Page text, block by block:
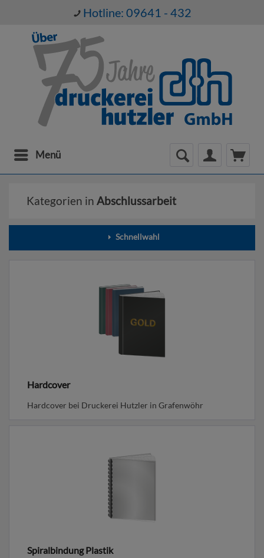
Hotline: 09641 - 432
Menü
Kategorien in Abschlussarbeit
Schnellwahl
Hardcover
Hardcover bei Druckerei Hutzler in Grafenwöhr
Spiralbindung Plastik